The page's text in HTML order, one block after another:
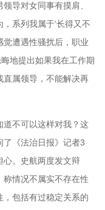
导对女同事有摸肩、
系列我属于‘长得又不
遭遇性骚扰后，职业
地提出如果我在工作期
直属领导，不能解决再
道不可以这样对我？这
《法治日报》记者3
心。史航两度发文辩
情况不属实不存在性
包括有过稳定关系的